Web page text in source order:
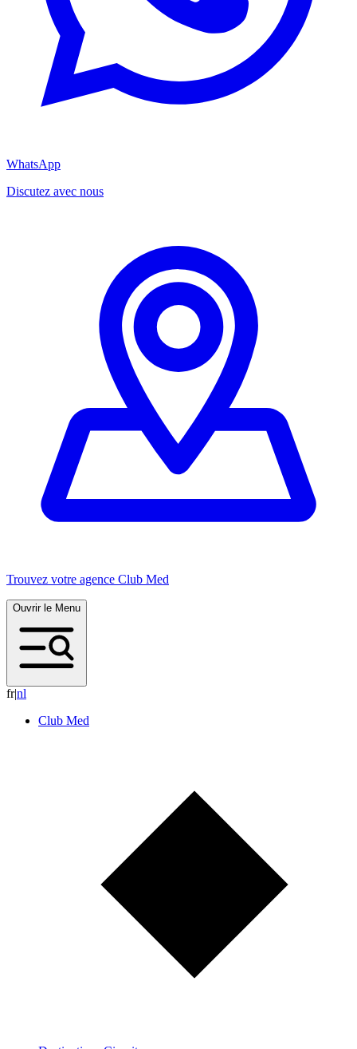
WhatsApp
Discutez avec nous
Trouvez votre agence Club Med
Ouvrir le Menu
fr|nl
Club Med